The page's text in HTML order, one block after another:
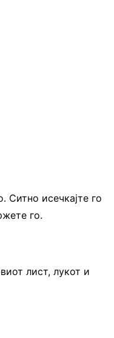
Ситно исечкајте го
го.
лист, лукот и